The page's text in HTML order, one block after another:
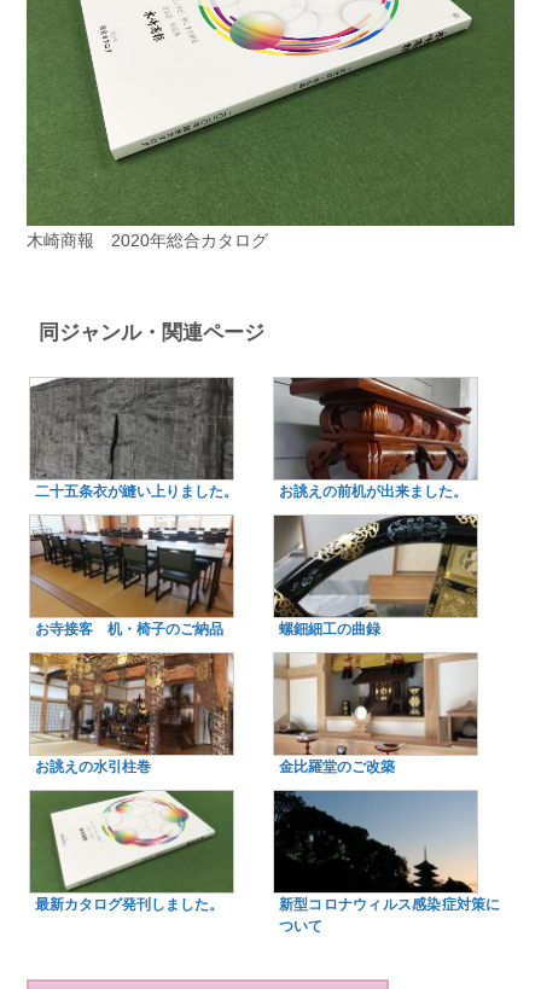
木崎商報 2020年総合カタログ
同ジャンル・関連ページ
二十五条衣が縫い上りました。 お誂えの前机が出来ました。
お寺接客 机・椅子のご納品 螺鈿細工の曲録
お誂えの水引柱巻 金比羅堂のご改築
最新カタログ発刊しました。
新型コロナウィルス感染症対策に
ついて